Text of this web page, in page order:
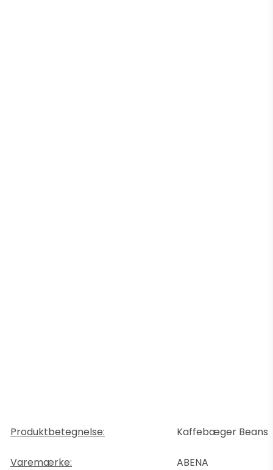
Produktbetegnelse: Kaffebæger Beans
Varemærke: ABENA